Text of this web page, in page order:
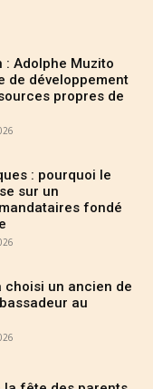
: Adolphe Muzito
de développement
propres de
: pourquoi le
sur un
fondé
choisi un ancien de
au